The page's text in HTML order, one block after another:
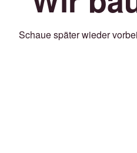
Schaue später wieder vorbei